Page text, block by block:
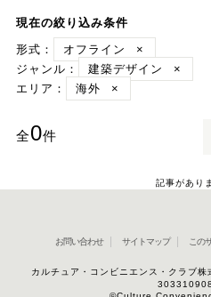
現在の絞り込み条件
形式：
オフライン
×
ジャンル：
建築デザイン
×
エリア：
海外 ×
全0件
記事があり
お問い合わせ サイトマップ この
カルチュア・コンビニエンス・クラ